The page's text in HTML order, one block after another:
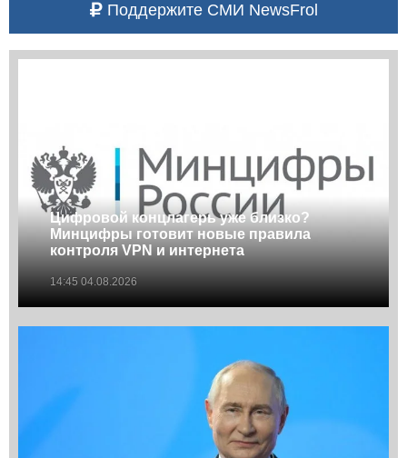
Поддержите СМИ NewsFrol
Цифровой концлагерь уже близко?
Минцифры готовит новые правила
контроля VPN и интернета
14:45 04.08.2026